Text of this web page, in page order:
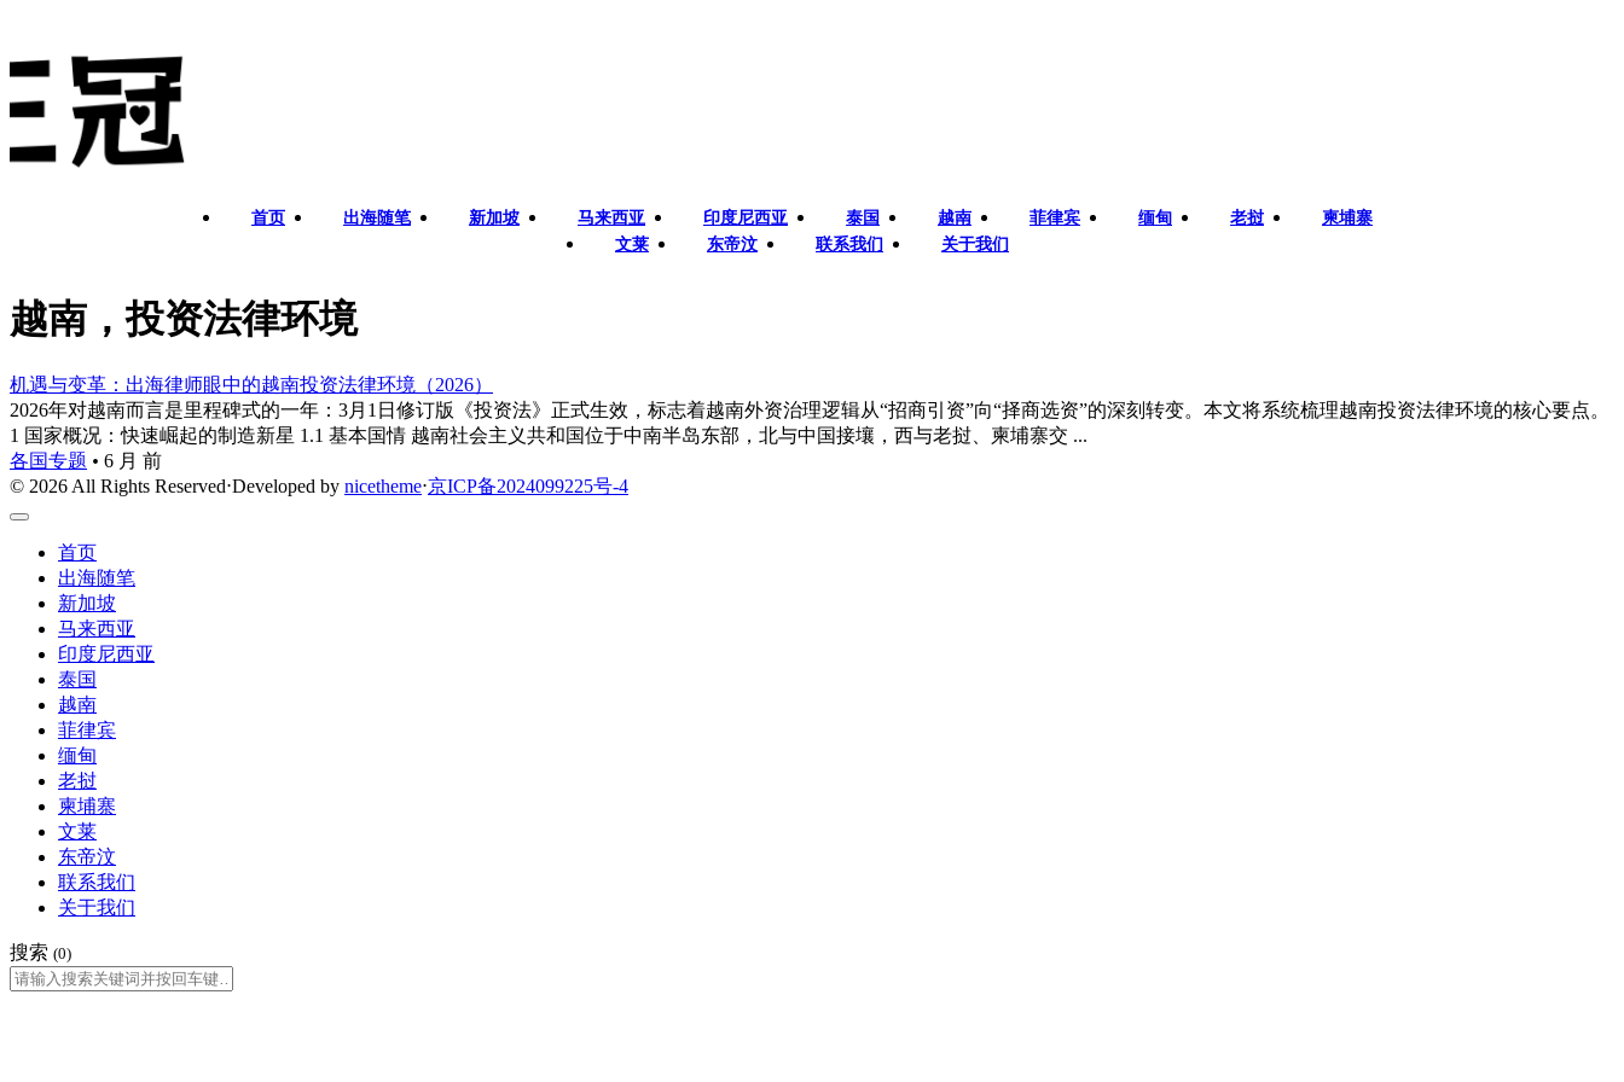
首页 出海随笔 新加坡 马来西亚 印度尼西亚 泰国 越南 菲律宾 缅甸 老挝
柬埔寨
文莱
东帝汶 联系我们 关于我们
越南，投资法律环境
机遇与变革：出海律师眼中的越南投资法律环境（2026）
2026年对越南而言是里程碑式的一年：3月1日修订版《投资法》正式生效，标志着越南外资治理逻辑从“招商引资”向“择商选资”的深刻转变。本文将系统梳理越南投资法律环境的核心要点。
1 国家概况：快速崛起的制造新星 1.1 基本国情 越南社会主义共和国位于中南半岛东部，北与中国接壤，西与老挝、柬埔寨交 ...
各国专题 • 6 月 前
© 2026 All Rights Reserved⋅Developed by nicetheme⋅京ICP备2024099225号-4
首页
出海随笔
新加坡
马来西亚
印度尼西亚
泰国
越南
菲律宾
缅甸
老挝
柬埔寨
文莱
东帝汶
联系我们
关于我们
搜索 (0)